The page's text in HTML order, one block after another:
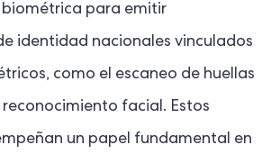
para emitir
identidad nacionales vinculados
como el escaneo de huellas
reconocimiento facial. Estos
un papel fundamental en